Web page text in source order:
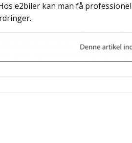
e2biler kan man få